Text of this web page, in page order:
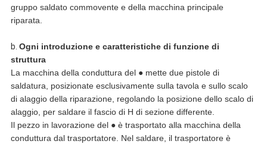
gruppo saldato commovente e della macchina principale
riparata.
b. Ogni introduzione e caratteristiche di funzione di
struttura
La macchina della conduttura del ● mette due pistole di
saldatura, posizionate esclusivamente sulla tavola e sullo scalo
di alaggio della riparazione, regolando la posizione dello scalo di
alaggio, per saldare il fascio di H di sezione differente.
Il pezzo in lavorazione del ● è trasportato alla macchina della
conduttura dal trasportatore. Nel saldare, il trasportatore è